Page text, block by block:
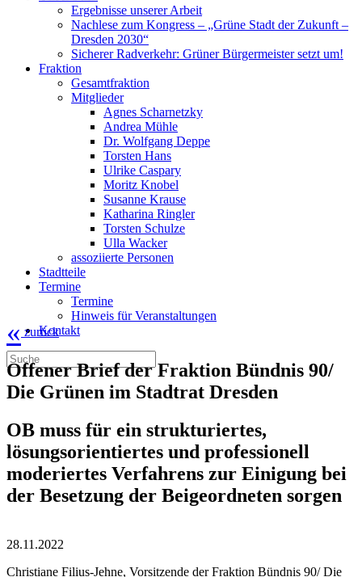
Ergebnisse unserer Arbeit
Nachlese zum Kongress – „Grüne Stadt der Zukunft –
Dresden 2030“
Sicherer Radverkehr: Grüner Bürgermeister setzt um!
Fraktion
Gesamtfraktion
Mitglieder
Agnes Scharnetzky
Andrea Mühle
Dr. Wolfgang Deppe
Torsten Hans
Ulrike Caspary
Moritz Knobel
Susanne Krause
Katharina Ringler
Torsten Schulze
Ulla Wacker
assoziierte Personen
Stadtteile
Termine
Termine
Hinweis für Veranstaltungen
Kontakt
« zurück
Offener Brief der Fraktion Bündnis 90/
Die Grünen im Stadtrat Dresden
OB muss für ein strukturiertes,
lösungsorientiertes und professionell
moderiertes Verfahrens zur Einigung bei
der Besetzung der Beigeordneten sorgen
28.11.2022
Christiane Filius-Jehne, Vorsitzende der Fraktion Bündnis 90/ Die